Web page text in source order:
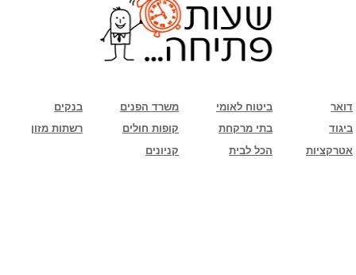
בנקים משרד הפנים ביטוח לאומי
דואר
רשתות מזון
קופות חולים בתי מרקחת
ביגוד
קניונים
הכל לבית אטרקציות